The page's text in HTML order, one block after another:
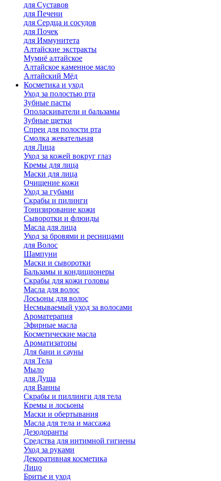
для Cуставов
для Печени
для Сердца и сосудов
для Почек
для Иммунитета
Алтайские экстракты
Мумиё алтайское
Алтайское каменное масло
Алтайский Мёд
Косметика и уход
Уход за полостью рта
Зубные пасты
Ополаскиватели и бальзамы
Зубные щетки
Спреи для полости рта
Смолка жевательная
для Лица
Уход за кожей вокруг глаз
Кремы для лица
Маски для лица
Очищение кожи
Уход за губами
Скрабы и пилинги
Тонизирование кожи
Сыворотки и флюиды
Масла для лица
Уход за бровями и ресницами
для Волос
Шампуни
Маски и сыворотки
Бальзамы и кондиционеры
Скрабы для кожи головы
Масла для волос
Лосьоны для волос
Несмываемый уход за волосами
Ароматерапия
Эфирные масла
Косметические масла
Ароматизаторы
Для бани и сауны
для Тела
Мыло
для Душа
для Ванны
Скрабы и пиллинги для тела
Кремы и лосьоны
Маски и обертывания
Масла для тела и массажа
Дезодоранты
Средства для интимной гигиены
Уход за руками
Декоративная косметика
Лицо
Бритье и уход